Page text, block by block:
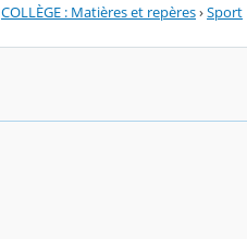
COLLÈGE : Matières et repères›Sport